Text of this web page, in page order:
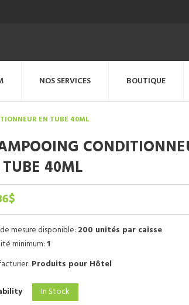
NOS SERVICES BOUTIQUE
EN TUBE 40ML
40ML
$
mesure disponible: 200 unités par caisse
minimum:1
Produits pour Hôtel
In Stock